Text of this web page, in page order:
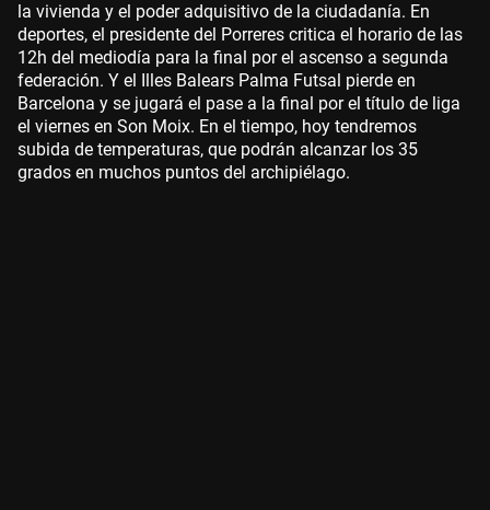
la vivienda y el poder adquisitivo de la ciudadanía. En
deportes, el presidente del Porreres critica el horario de las
12h del mediodía para la final por el ascenso a segunda
federación. Y el Illes Balears Palma Futsal pierde en
Barcelona y se jugará el pase a la final por el título de liga
el viernes en Son Moix. En el tiempo, hoy tendremos
subida de temperaturas, que podrán alcanzar los 35
grados en muchos puntos del archipiélago.